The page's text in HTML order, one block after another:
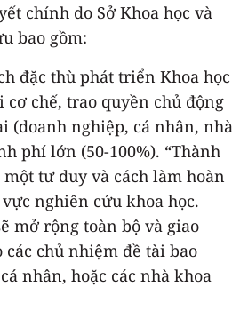
chính do Sở Khoa học và
bao gồm:
đặc thù phát triển Khoa học
cơ chế, trao quyền chủ động
(doanh nghiệp, cá nhân, nhà
phí lớn (50-100%). “Thành
tư duy và cách làm hoàn
nghiên cứu khoa học.
mở rộng toàn bộ và giao
các chủ nhiệm đề tài bao
nhân, hoặc các nhà khoa